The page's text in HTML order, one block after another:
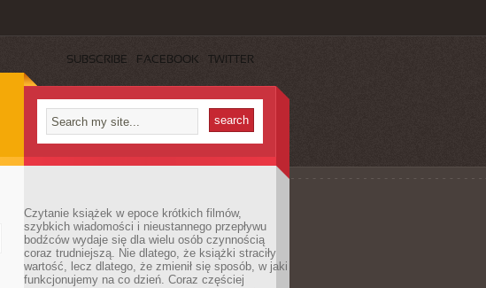
SUBSCRIBE FACEBOOK TWITTER
Czytanie książek w epoce krótkich filmów,
szybkich wiadomości i nieustannego przepływu
bodźców wydaje się dla wielu osób czynnością
coraz trudniejszą. Nie dlatego, że książki straciły
wartość, lecz dlatego, że zmienił się sposób, w jaki
funkcjonujemy na co dzień. Coraz częściej